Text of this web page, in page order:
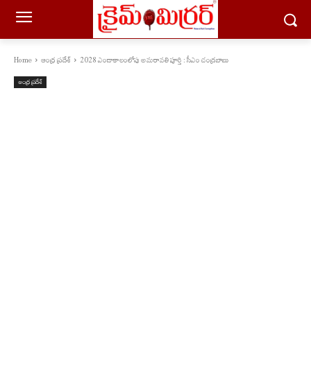
Home ఆంధ్ర ప్రదేశ్ 2028 ఎండాకాలంలోపు అమరావతి పూర్తి : సీఎం చంద్రబాబు
ఆంధ్ర ప్రదేశ్